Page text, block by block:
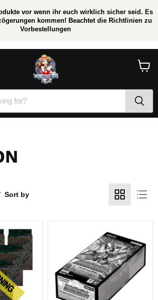
vor wenn ihr euch wirklich sicher seid. Es
kommen! Beachtet die Richtlinien zu
Vorbestellungen
Sort by